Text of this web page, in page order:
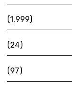
(1٬999)
(24)
(97)